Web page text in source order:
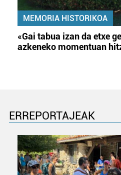
MEMORIA HISTORIKOA
«Gai tabua izan da etxe
azkeneko momentuan
ERREPORTAJEAK